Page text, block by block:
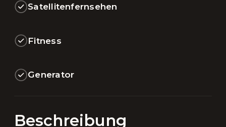
Satellitenfernsehen
Fitness
Generator
Beschreibung